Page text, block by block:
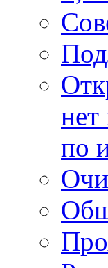
нет
по